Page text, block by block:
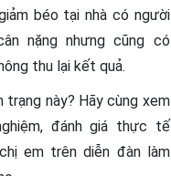
béo tại nhà có người
nặng nhưng cũng có
thu lại kết quả.
trạng này? Hãy cùng xem
đánh giá thực tế
em trên diễn đàn làm